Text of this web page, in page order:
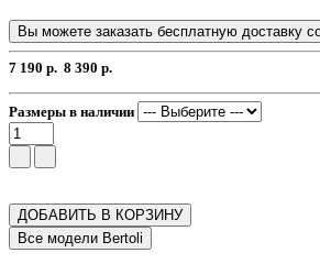
Вы можете заказать бесплатную доставку
7 190 р. 8 390 р.
Размеры в наличии
ДОБАВИТЬ В КОРЗИНУ